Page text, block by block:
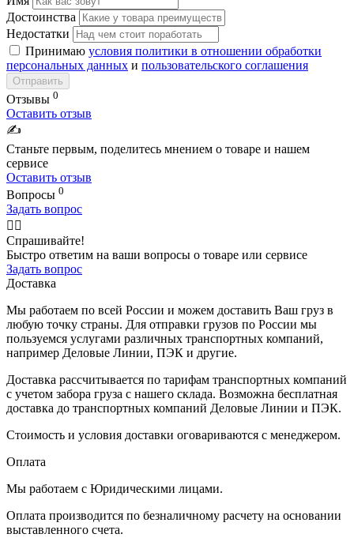
Достоинства
Недостатки
Принимаю условия политики в отношении обработки
персональных данных и пользовательского соглашения
Отправить
Отзывы 0
Оставить отзыв
✍️
Станьте первым, поделитесь мнением о товаре и нашем
сервисе
Оставить отзыв
Вопросы 0
Задать вопрос
🙋‍♂️
Спрашивайте!
Быстро ответим на ваши вопросы о товаре или сервисе
Задать вопрос
Доставка
Мы работаем по всей России и можем доставить Ваш груз в
любую точку страны. Для отправки грузов по России мы
пользуемся услугами различных транспортных компаний,
например Деловые Линии, ПЭК и другие.
Доставка рассчитывается по тарифам транспортных компаний
с учетом забора груза с нашего склада. Возможна бесплатная
доставка до транспортных компаний Деловые Линии и ПЭК.
Стоимость и условия доставки оговариваются с менеджером.
Оплата
Мы работаем с Юридическими лицами.
Оплата производится по безналичному расчету на основании
выставленного счета.